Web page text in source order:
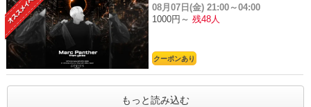
08月07日(金) 21:00～04:00
1000円～ 残48人
クーポンあり
もっと読み込む